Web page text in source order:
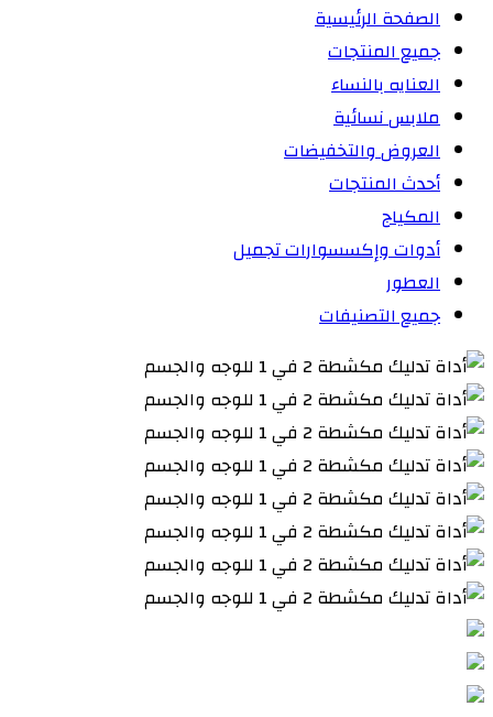
الصفحة الرئيسية
جميع المنتجات
العنايه بالنساء
ملابس نسائية
العروض والتخفيضات
أحدث المنتجات
المكياج
أدوات وإكسسوارات تجميل
العطور
جميع التصنيفات